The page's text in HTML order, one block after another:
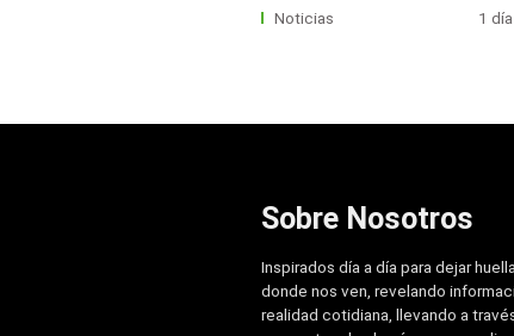
Noticias 1 día
Sobre Nosotros
Inspirados día a día para dejar
donde nos ven, revelando
realidad cotidiana, llevando a